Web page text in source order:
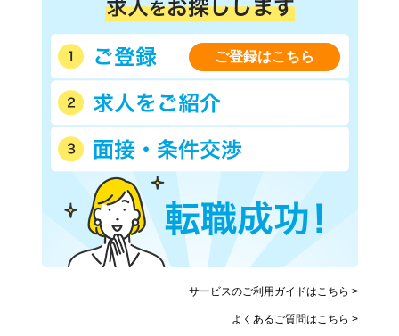
ご登録はこちら
サービスのご利用ガイドはこちら >
よくあるご質問はこちら >